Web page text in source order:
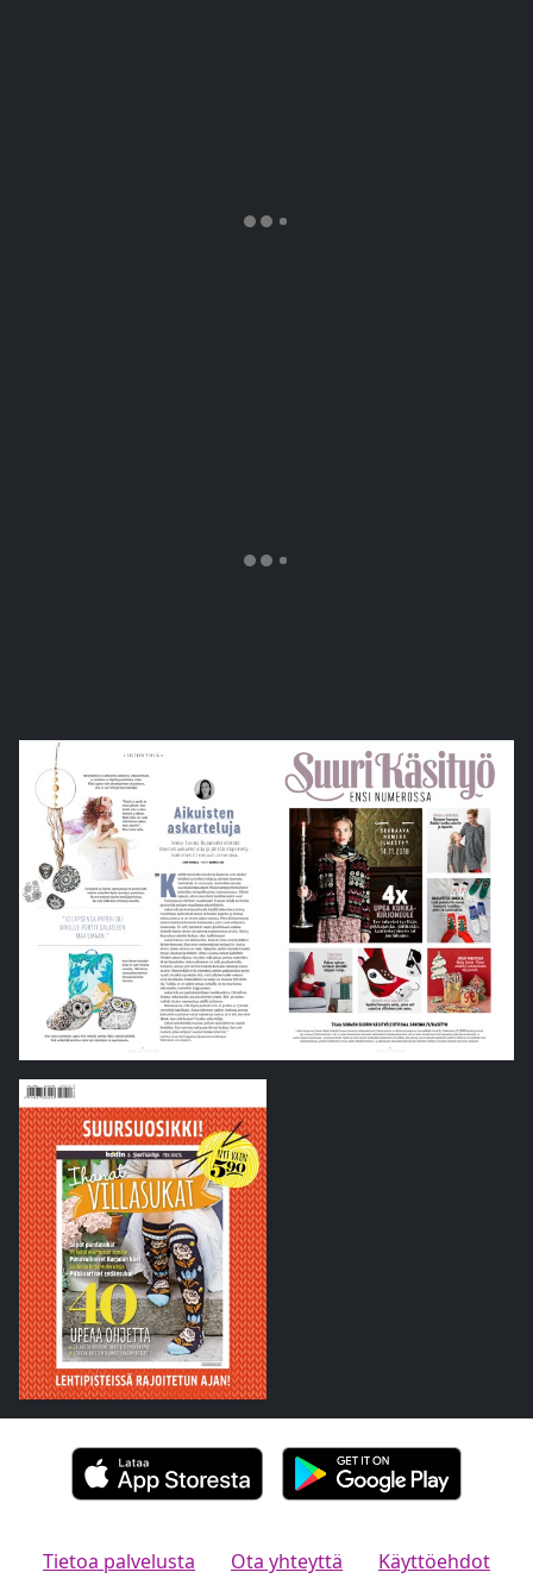
Tietoa palvelusta Ota yhteyttä Käyttöehdot